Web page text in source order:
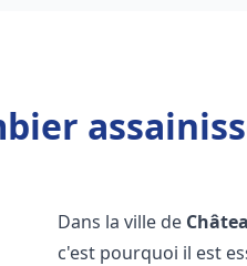
Dans la ville de
c'est pourquoi il est